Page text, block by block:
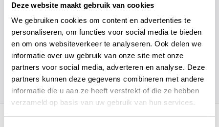
Deze website maakt gebruik van cookies
We gebruiken cookies om content en advertenties te
personaliseren, om functies voor social media te bieden
en om ons websiteverkeer te analyseren. Ook delen we
informatie over uw gebruik van onze site met onze
partners voor social media, adverteren en analyse. Deze
partners kunnen deze gegevens combineren met andere
informatie die u aan ze heeft verstrekt of die ze hebben
verzameld op basis van uw gebruik van hun services.
+31 78 780 2330
info@artsloten.nl
157 klanten geven een 4.7/ 5 op
Recent bekeken